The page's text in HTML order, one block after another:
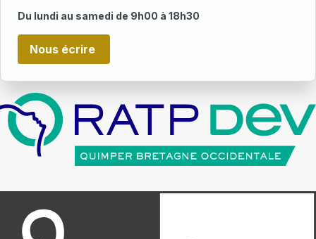
Du lundi au samedi de 9h00 à 18h30
Nous écrire